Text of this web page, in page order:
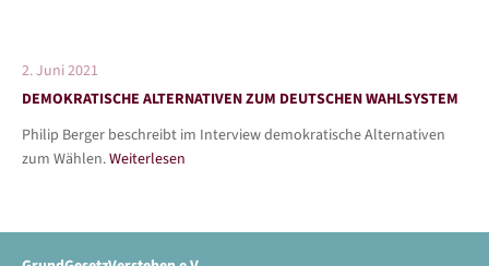
2. Juni 2021
DEMOKRATISCHE ALTERNATIVEN ZUM DEUTSCHEN WAHLSYSTEM
Philip Berger beschreibt im Interview demokratische Alternativen
zum Wählen.Weiterlesen